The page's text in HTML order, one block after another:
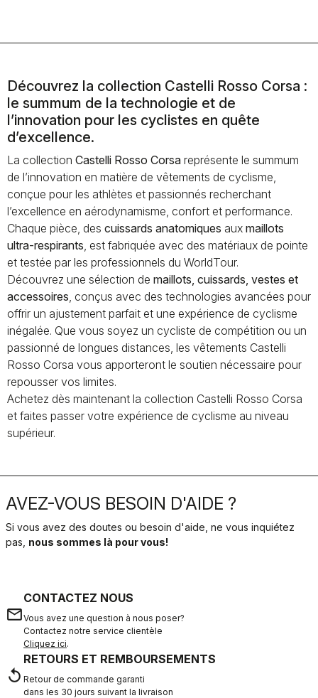
Découvrez la collection Castelli Rosso Corsa :
le summum de la technologie et de
l’innovation pour les cyclistes en quête
d’excellence.
La collection Castelli Rosso Corsa représente le summum
de l’innovation en matière de vêtements de cyclisme,
conçue pour les athlètes et passionnés recherchant
l’excellence en aérodynamisme, confort et performance.
Chaque pièce, des cuissards anatomiques aux maillots
ultra-respirants, est fabriquée avec des matériaux de pointe
et testée par les professionnels du WorldTour.
Découvrez une sélection de maillots, cuissards, vestes et
accessoires, conçus avec des technologies avancées pour
offrir un ajustement parfait et une expérience de cyclisme
inégalée. Que vous soyez un cycliste de compétition ou un
passionné de longues distances, les vêtements Castelli
Rosso Corsa vous apporteront le soutien nécessaire pour
repousser vos limites.
Achetez dès maintenant la collection Castelli Rosso Corsa
et faites passer votre expérience de cyclisme au niveau
supérieur.
AVEZ-VOUS BESOIN D'AIDE ?
Si vous avez des doutes ou besoin d'aide, ne vous inquiétez
pas, nous sommes là pour vous!
email
CONTACTEZ NOUS
Vous avez une question à nous poser?
Contactez notre service clientèle
Cliquez ici.
replay
RETOURS ET REMBOURSEMENTS
Retour de commande garanti
dans les 30 jours suivant la livraison